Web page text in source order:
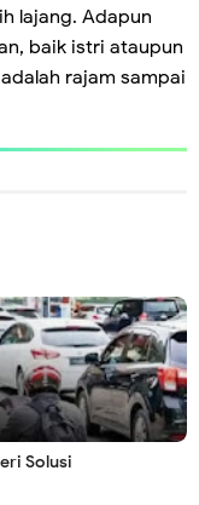
lajang. Adapun
baik istri ataupun
rajam sampai
Solusi